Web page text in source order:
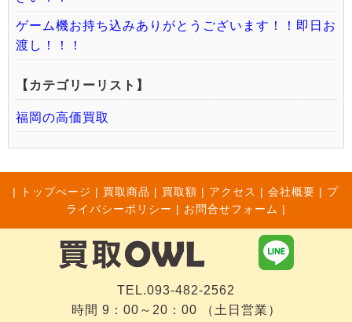
ゲーム機お持ち込みありがとうございます！！即日お
渡し！！！
【カテゴリーリスト】
福岡の高価買取
| トップぺージ | 買取商品 | 買取額 | アクセス | 会社概要 | プ
ライバシーポリシー | お問合せフォーム |
TEL.093-482-2562
時間 9：00～20：00 （土日営業）